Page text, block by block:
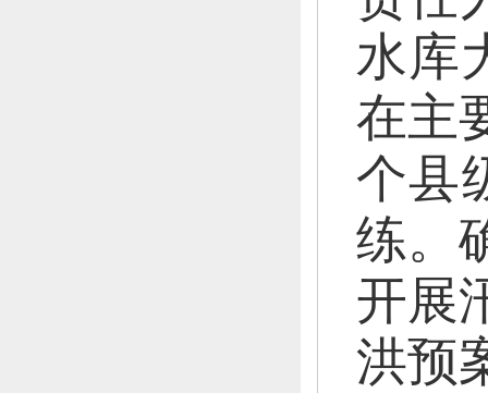
水库
在主
个县
练。
开展
洪预